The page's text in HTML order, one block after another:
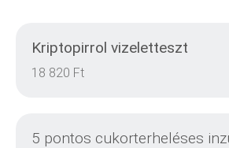
Kriptopirrol vizeletteszt
18 820 Ft
5 pontos cukorterheléses